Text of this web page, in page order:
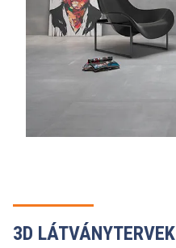
3D LÁTVÁNYTERVEK